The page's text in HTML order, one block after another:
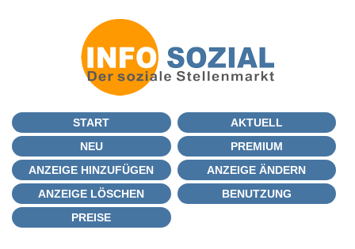
START
AKTUELL
NEU
PREMIUM
ANZEIGE HINZUFÜGEN
ANZEIGE ÄNDERN
ANZEIGE LÖSCHEN
BENUTZUNG
PREISE